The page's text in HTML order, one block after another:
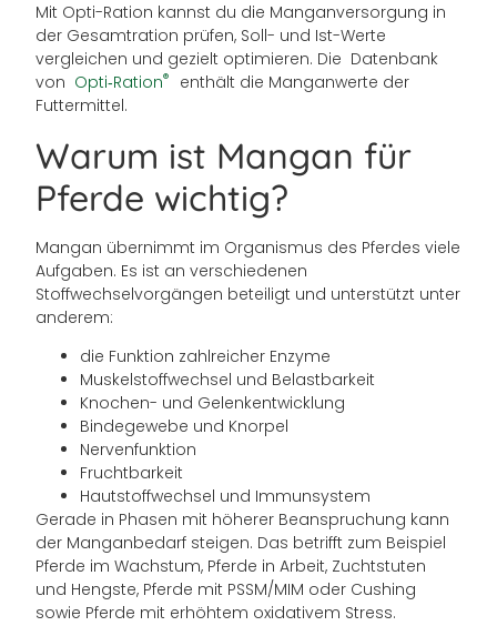
Mit Opti-Ration kannst du die Manganversorgung in
der Gesamtration prüfen, Soll- und Ist-Werte
vergleichen und gezielt optimieren. Die Datenbank
von Opti‑Ration®
enthält die Manganwerte der
Futtermittel.
Warum ist Mangan für
Pferde wichtig?
Mangan übernimmt im Organismus des Pferdes viele
Aufgaben. Es ist an verschiedenen
Stoffwechselvorgängen beteiligt und unterstützt unter
anderem:
die Funktion zahlreicher Enzyme
Muskelstoffwechsel und Belastbarkeit
Knochen- und Gelenkentwicklung
Bindegewebe und Knorpel
Nervenfunktion
Fruchtbarkeit
Hautstoffwechsel und Immunsystem
Gerade in Phasen mit höherer Beanspruchung kann
der Manganbedarf steigen. Das betrifft zum Beispiel
Pferde im Wachstum, Pferde in Arbeit, Zuchtstuten
und Hengste, Pferde mit PSSM/MIM oder Cushing
sowie Pferde mit erhöhtem oxidativem Stress.